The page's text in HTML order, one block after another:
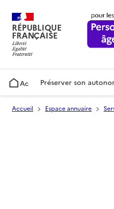
RÉPUBLIQUE
FRANÇAISE
AccueilPréserver son
Accueil Espace annuaire